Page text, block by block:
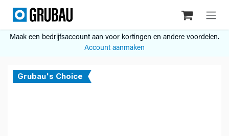
Overslaan naar inhoud
Maak een bedrijfsaccount aan voor kortingen en andere voordelen.
Account aanmaken
Grubau's Choice